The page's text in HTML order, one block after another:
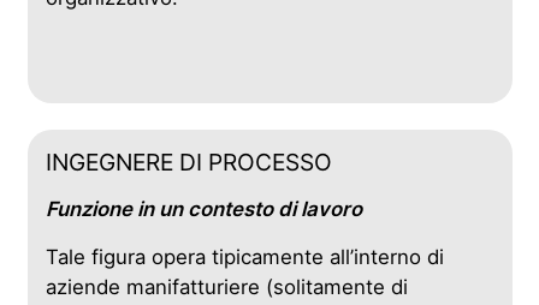
INGEGNERE DI PROCESSO
Funzione in un contesto di lavoro
Tale figura opera tipicamente all’interno di
aziende manifatturiere (solitamente di